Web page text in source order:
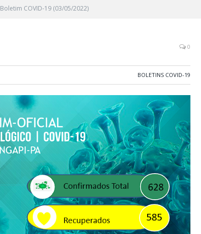
Boletim COVID-19 (03/05/2022)
0
BOLETINS COVID-19